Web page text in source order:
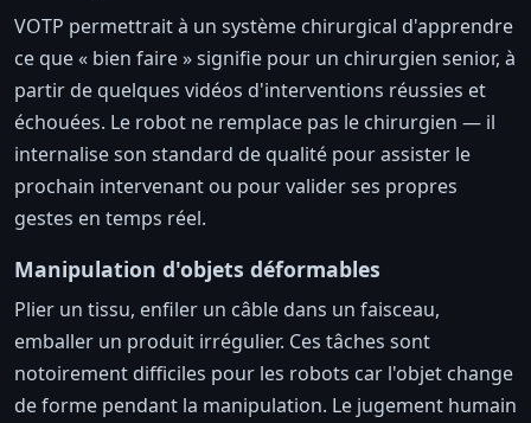
VOTP permettrait à un système chirurgical d'apprendre
ce que « bien faire » signifie pour un chirurgien senior, à
partir de quelques vidéos d'interventions réussies et
échouées. Le robot ne remplace pas le chirurgien — il
internalise son standard de qualité pour assister le
prochain intervenant ou pour valider ses propres
gestes en temps réel.
Manipulation d'objets déformables
Plier un tissu, enfiler un câble dans un faisceau,
emballer un produit irrégulier. Ces tâches sont
notoirement difficiles pour les robots car l'objet change
de forme pendant la manipulation. Le jugement humain